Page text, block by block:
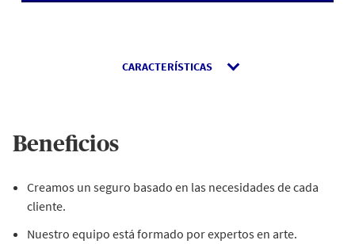
CARACTERÍSTICAS
Beneficios
Creamos un seguro basado en las necesidades de cada
cliente.
Nuestro equipo está formado por expertos en arte.